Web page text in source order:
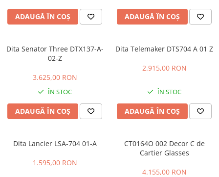
Minimalist
Retro-chic
Last Chance %
Retro-chic
Minimalist
Last chance %
Cartier
CAZAL
DIOR
DOLCE GABBANA
FACE A FACE
GIORGIO ARMANI
ADAUGĂ ÎN COȘ ADAUGĂ ÎN COȘ
Dita Senator Three DTX137-A-
02-Z
3.625,00 RON
ÎN STOC
ADAUGĂ ÎN COȘ
Dita Telemaker DTS704 A 01 Z
2.915,00 RON
ÎN STOC
ADAUGĂ ÎN COȘ
Dita Lancier LSA-704 01-A
1.595,00 RON
CT0164O 002 Decor C de
Cartier Glasses
4.155,00 RON